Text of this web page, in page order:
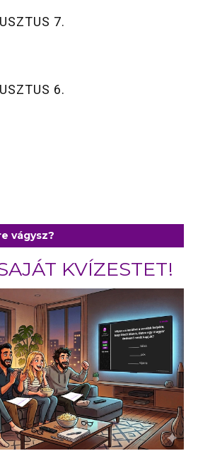
7.
6.
vágysz?
KVÍZESTET!